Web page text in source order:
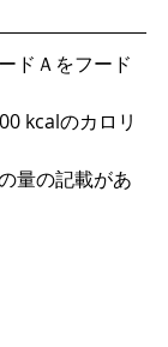
ドＡをフード
kcalのカロリ
量の記載があ